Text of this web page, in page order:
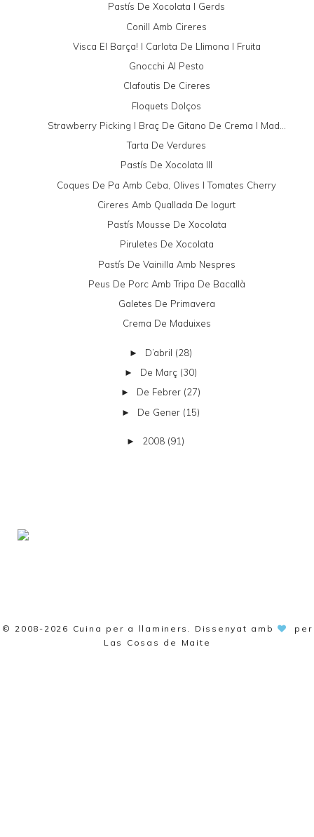
Pastís De Xocolata I Gerds
Conill Amb Cireres
Visca El Barça! I Carlota De Llimona I Fruita
Gnocchi Al Pesto
Clafoutis De Cireres
Floquets Dolços
Strawberry Picking I Braç De Gitano De Crema I Mad...
Tarta De Verdures
Pastís De Xocolata III
Coques De Pa Amb Ceba, Olives I Tomates Cherry
Cireres Amb Quallada De Iogurt
Pastís Mousse De Xocolata
Piruletes De Xocolata
Pastís De Vainilla Amb Nespres
Peus De Porc Amb Tripa De Bacallà
Galetes De Primavera
Crema De Maduixes
► D’abril (28)
► De Març (30)
► De Febrer (27)
► De Gener (15)
► 2008 (91)
© 2008-2026 Cuina per a llaminers . Dissenyat amb
per
Las Cosas de Maite